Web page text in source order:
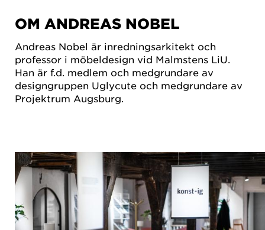
OM ANDREAS NOBEL
Andreas Nobel är inredningsarkitekt och
professor i möbeldesign vid Malmstens LiU.
Han är f.d. medlem och medgrundare av
designgruppen Uglycute och medgrundare av
Projektrum Augsburg.